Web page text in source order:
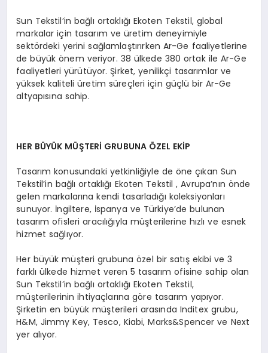
Sun Tekstil’in bağlı ortaklığı Ekoten Tekstil, global
markalar için tasarım ve üretim deneyimiyle
sektördeki yerini sağlamlaştırırken Ar-Ge faaliyetlerine
de büyük önem veriyor. 38 ülkede 380 ortak ile Ar-Ge
faaliyetleri yürütüyor. Şirket, yenilikçi tasarımlar ve
yüksek kaliteli üretim süreçleri için güçlü bir Ar-Ge
altyapısına sahip.
HER BÜYÜK MÜŞTERİ GRUBUNA ÖZEL EKİP
Tasarım konusundaki yetkinliğiyle de öne çıkan Sun
Tekstil’in bağlı ortaklığı Ekoten Tekstil , Avrupa’nın önde
gelen markalarına kendi tasarladığı koleksiyonları
sunuyor. İngiltere, İspanya ve Türkiye’de bulunan
tasarım ofisleri aracılığıyla müşterilerine hızlı ve esnek
hizmet sağlıyor.
Her büyük müşteri grubuna özel bir satış ekibi ve 3
farklı ülkede hizmet veren 5 tasarım ofisine sahip olan
Sun Tekstil’in bağlı ortaklığı Ekoten Tekstil,
müşterilerinin ihtiyaçlarına göre tasarım yapıyor.
Şirketin en büyük müşterileri arasında Inditex grubu,
H&M, Jimmy Key, Tesco, Kiabi, Marks&Spencer ve Next
yer alıyor.